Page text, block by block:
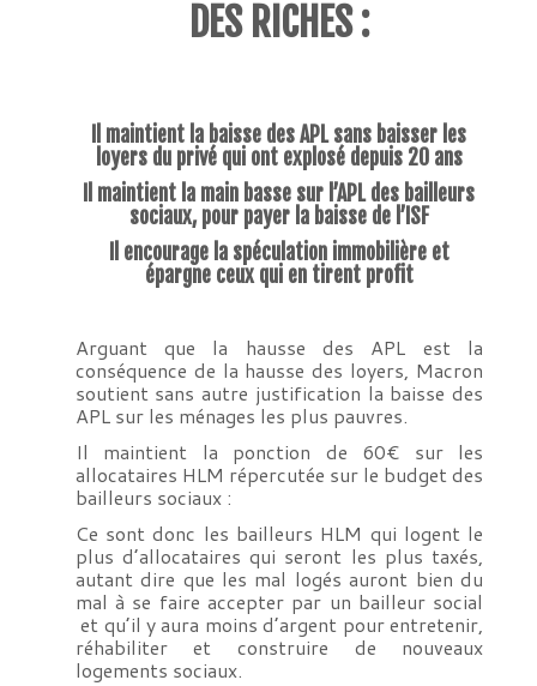
DES RICHES :
Il maintient la baisse des APL sans baisser les
loyers du privé qui ont explosé depuis 20 ans
Il maintient la main basse sur l’APL des bailleurs
sociaux, pour payer la baisse de l’ISF
Il encourage la spéculation immobilière et
épargne ceux qui en tirent profit
Arguant que la hausse des APL est la
conséquence de la hausse des loyers, Macron
soutient sans autre justification la baisse des
APL sur les ménages les plus pauvres.
Il maintient la ponction de 60€ sur les
allocataires HLM répercutée sur le budget des
bailleurs sociaux :
Ce sont donc les bailleurs HLM qui logent le
plus d’allocataires qui seront les plus taxés,
autant dire que les mal logés auront bien du
mal à se faire accepter par un bailleur social
et qu’il y aura moins d’argent pour entretenir,
réhabiliter et construire de nouveaux
logements sociaux.